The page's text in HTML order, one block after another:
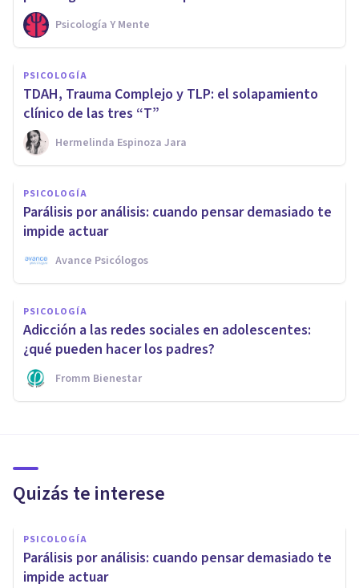
Psicología Y Mente
PSICOLOGÍA
TDAH, Trauma Complejo y TLP: el solapamiento
clínico de las tres “T”
Hermelinda Espinoza Jara
PSICOLOGÍA
Parálisis por análisis: cuando pensar demasiado te
impide actuar
Avance Psicólogos
PSICOLOGÍA
Adicción a las redes sociales en adolescentes:
¿qué pueden hacer los padres?
Fromm Bienestar
Quizás te interese
PSICOLOGÍA
Parálisis por análisis: cuando pensar demasiado te
impide actuar